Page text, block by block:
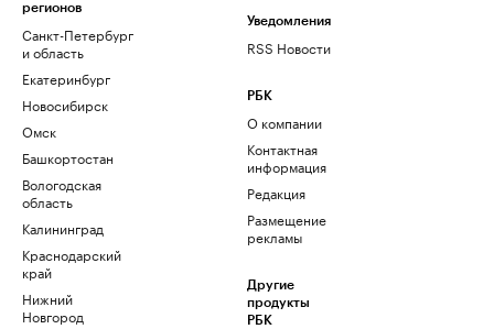
регионов
Санкт-Петербург
и область
Екатеринбург
Новосибирск
Омск
Башкортостан
Вологодская
область
Калининград
Краснодарский
край
Нижний
Новгород
Уведомления
RSS Новости
РБК
О компании
Контактная
информация
Редакция
Размещение
рекламы
Другие
продукты
РБК